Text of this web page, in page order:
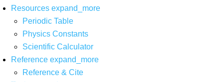
Resources expand_more
Periodic Table
Physics Constants
Scientific Calculator
Reference expand_more
Reference & Cite